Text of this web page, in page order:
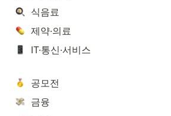
  식음료
  제약·의료
  IT·통신·서비스
  공모전
  금융